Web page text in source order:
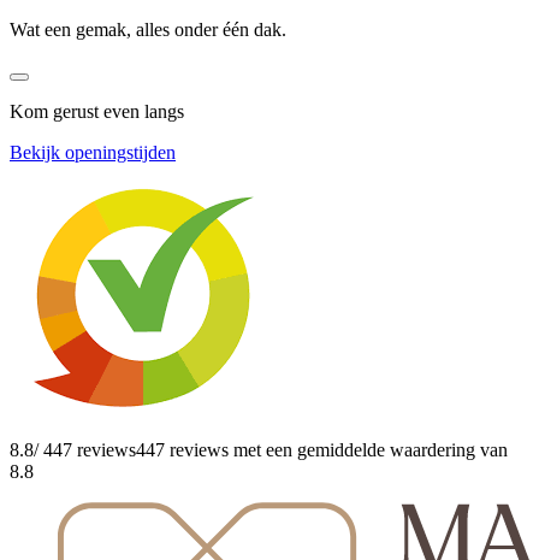
Wat een gemak, alles onder één dak.
Kom gerust even langs
Bekijk openingstijden
8.8/ 447 reviews447 reviews met een gemiddelde waardering van
8.8